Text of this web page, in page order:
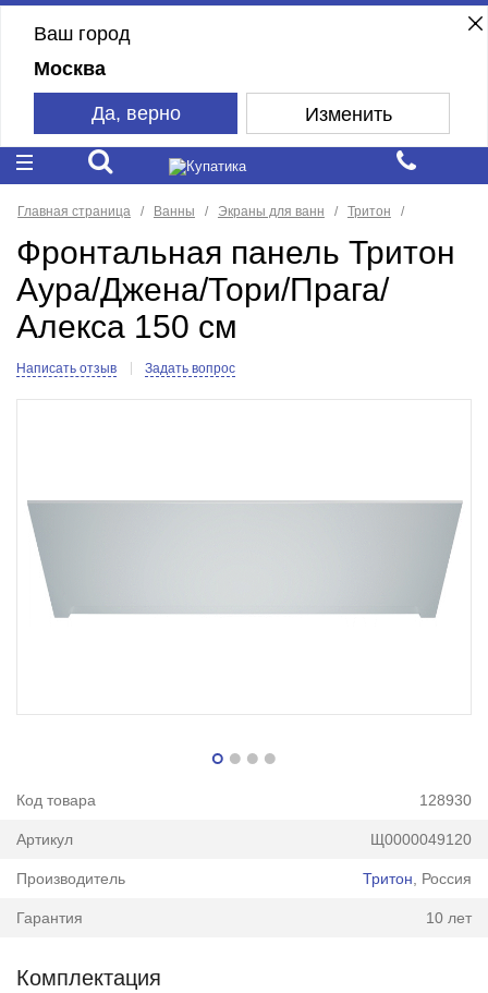
Ваш город
Москва
Да, верно Изменить
Главная страница Ванны Экраны для ванн Тритон
Фронтальная панель Тритон
Аура/Джена/Тори/Прага/
Алекса 150 см
Написать отзыв Задать вопрос
Код товара 128930
Артикул Щ0000049120
Производитель Тритон , Россия
Гарантия 10 лет
Комплектация